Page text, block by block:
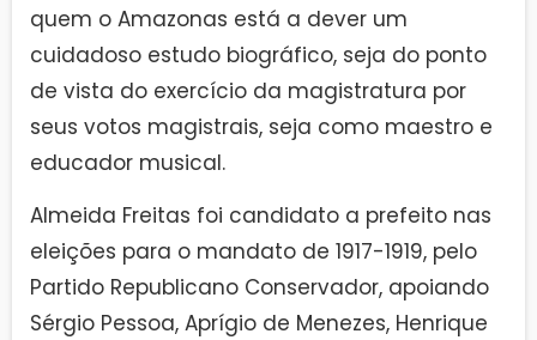
quem o Amazonas está a dever um
cuidadoso estudo biográfico, seja do ponto
de vista do exercício da magistratura por
seus votos magistrais, seja como maestro e
educador musical.
Almeida Freitas foi candidato a prefeito nas
eleições para o mandato de 1917-1919, pelo
Partido Republicano Conservador, apoiando
Sérgio Pessoa, Aprígio de Menezes, Henrique